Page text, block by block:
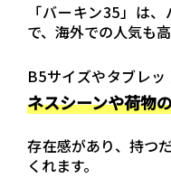
「バーキン35」は
で、海外での人気も
B5サイズやタブレ
ネスシーンや荷物
存在感があり、持つ
くれます。